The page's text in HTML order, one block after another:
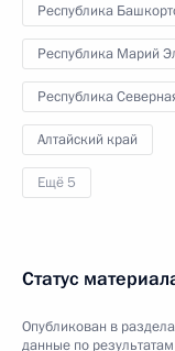
Республика
Республика Марий
Республика
Алтайский край
Ещё 5
Статус
Опубликован в
данные по